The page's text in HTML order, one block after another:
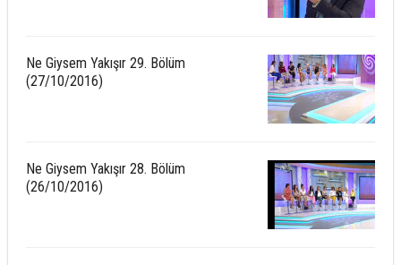
Ne Giysem Yakışır 29. Bölüm
(27/10/2016)
Ne Giysem Yakışır 28. Bölüm
(26/10/2016)